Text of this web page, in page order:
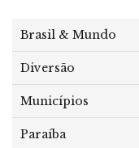
Brasil & Mundo
Diversão
Municípios
Paraíba